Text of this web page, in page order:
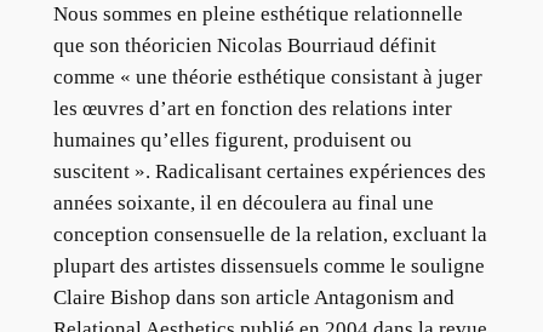
Nous sommes en pleine esthétique relationnelle
que son théoricien Nicolas Bourriaud définit
comme « une théorie esthétique consistant à juger
les œuvres d’art en fonction des relations inter
humaines qu’elles figurent, produisent ou
suscitent ». Radicalisant certaines expériences des
années soixante, il en découlera au final une
conception consensuelle de la relation, excluant la
plupart des artistes dissensuels comme le souligne
Claire Bishop dans son article Antagonism and